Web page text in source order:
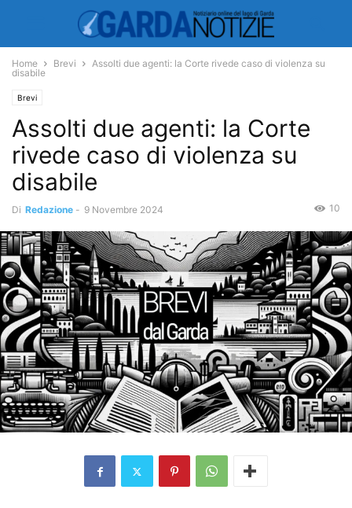
Home Brevi
Assolti due agenti: la Corte rivede caso di violenza su
disabile
Brevi
Assolti due agenti: la Corte
rivede caso di violenza su
disabile
Di Redazione - 9 Novembre 2024 10